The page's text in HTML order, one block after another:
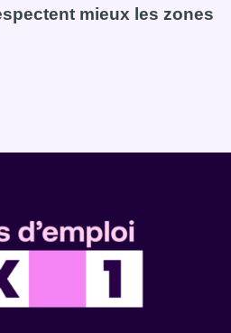
les visiteurs au rendez-vous
mieux les zones
respectent mieux les zones 30